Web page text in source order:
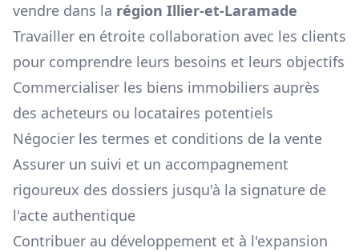
vendre dans la région Illier-et-Laramade
Travailler en étroite collaboration avec les clients
pour comprendre leurs besoins et leurs objectifs
Commercialiser les biens immobiliers auprès
des acheteurs ou locataires potentiels
Négocier les termes et conditions de la vente
Assurer un suivi et un accompagnement
rigoureux des dossiers jusqu'à la signature de
l'acte authentique
Contribuer au développement et à l'expansion